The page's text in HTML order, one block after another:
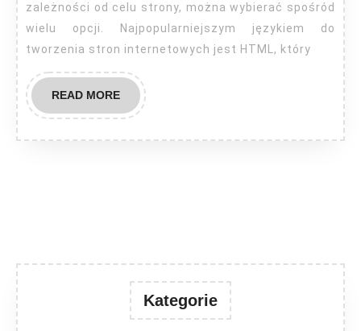
zależności od celu strony, można wybierać spośród
wielu opcji. Najpopularniejszym językiem do
tworzenia stron internetowych jest HTML, który
READ MOREREAD
MORE
Kategorie